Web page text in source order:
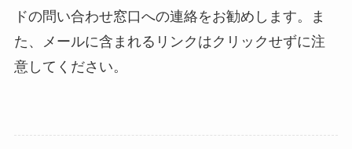
ドの問い合わせ窓口への連絡をお勧めします。ま
た、メールに含まれるリンクはクリックせずに注
意してください。